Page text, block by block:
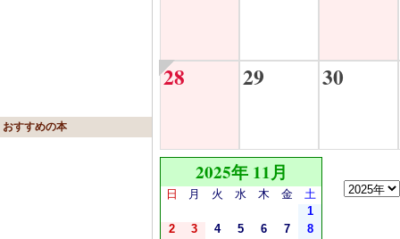
おすすめの本
28 29 30
2025年 11月
日 月 火 水 木 金
土
1
2
3 4 5 6 7
8